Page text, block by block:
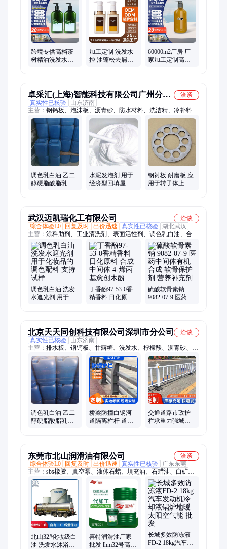
跨境专供高档茶
树精油洗发水去
加工定制 洗发水
控 油蓬松去屑洗
60000m2厂房 厂
家加工定制高端
卓采汇(上海)智能科技有限公司广州分公
司
洽谈
真实性已核验
山东济南
主营： 钢钙板、泡沫板、沥青砂、防水材料、洗洁精、冷补料、
消泡剂、灭菌剂、混凝土、广告车、硫酸钾、肥田粉、修补料、
氯甲基、数控车、丙二醇、252742-72-6、磷酸二铵、蒸汽锅炉、
护墙板材、燃气锅炉、保温砂浆、三乙醇胺、磷酸三铵、普通车
床
调色乳白油 乙二
醇硬脂酸脂乳液
水泥发泡剂 用于
经济型回填屋顶
钢衬板 耐磨板 应
用于转子体上下
武汉迈凯瑞化工有限公司
洽谈
综合体验L0
回复及时 出价迅速 真实性已核验 湖北武汉
主营： 涂料助剂、工业清洗剂、表面活性剂、调色乳白油、合成
材料助剂、合成香料、溶剂、香精和香料中间体、合成材料中间
体、炼厂助剂、选矿药剂
调色乳白油 洗发
水遮光剂 用于化
丁香酚97-53-0香
精香料 日化原料
硫酸软骨素钠
9082-07-9 医药中
北京天天同创科技有限公司深圳市分公司
洽谈
真实性已核验
山东济南
主营： 排水板、钢钙板、甘露糖、洗发水、柠檬酸、沥青砂、溴
化钠、起重机、除臭剂、洗洁精、落水口、营养液、冷补料、消
泡剂、液压机、灭菌剂、混凝土、广告车、硫酸钾、压力机、试
验箱、养护剂、双氰胺、肥田粉、试验机
调色乳白油 乙二
醇硬脂酸脂乳液
桥梁防撞白钢河
道隔离栏杆 道路
交通道路市政护
栏承重力强城市
东莞市北山润滑油有限公司
洽谈
综合体验L0
回复及时 出价迅速 真实性已核验
广东东莞
主营： sbs橡胶、真空泵、液体石蜡、填充油、石蜡油、白矿
油、导热油、32号白油、白油46号、白油15号、白油10号、汽轮
机油、缝纫机油、工业白油、68号液压油、机油衣车油、工业齿
轮油、机床导轨油、工业基础油、制品润滑油、润滑油橡胶、号
国标工业、环烷基橡胶、橡胶增塑剂、缝纫机针织
北山32#化妆级白
油 洗发水沐浴露
喜特润滑油厂家
批发 lhm32号高压
长城多效防冻液
FD-2 18kg汽车发